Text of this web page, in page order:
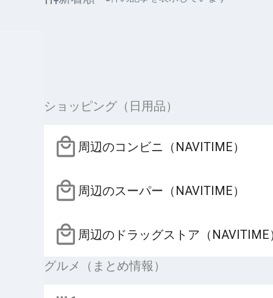
ショッピング（日用品）
周辺のコンビニ（NAVITIME）
周辺のスーパー（NAVITIME）
周辺のドラッグストア（NAVITIME
グルメ（まとめ情報）